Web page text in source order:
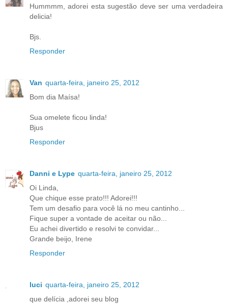
Hummmm, adorei esta sugestão deve ser uma verdadeira
delicia!
Bjs.
Responder
Van quarta-feira, janeiro 25, 2012
Bom dia Maísa!
Sua omelete ficou linda!
Bjus
Responder
Danni e Lype quarta-feira, janeiro 25, 2012
Oi Linda,
Que chique esse prato!!! Adorei!!!
Tem um desafio para você lá no meu cantinho...
Fique super a vontade de aceitar ou não...
Eu achei divertido e resolvi te convidar...
Grande beijo, Irene
Responder
luci quarta-feira, janeiro 25, 2012
que delícia ,adorei seu blog